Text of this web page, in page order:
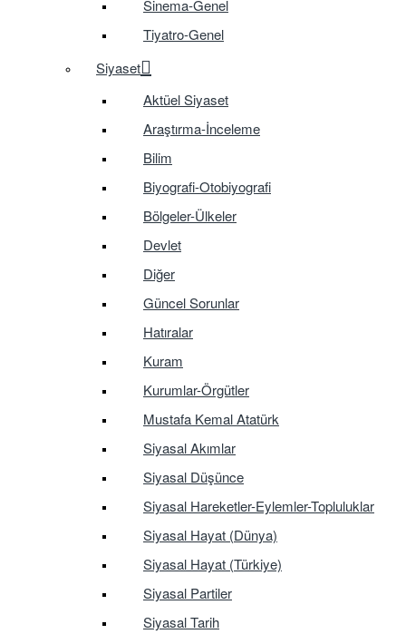
Sinema-Genel
Tiyatro-Genel
Siyaset
Aktüel Siyaset
Araştırma-İnceleme
Bilim
Biyografi-Otobiyografi
Bölgeler-Ülkeler
Devlet
Diğer
Güncel Sorunlar
Hatıralar
Kuram
Kurumlar-Örgütler
Mustafa Kemal Atatürk
Siyasal Akımlar
Siyasal Düşünce
Siyasal Hareketler-Eylemler-Topluluklar
Siyasal Hayat (Dünya)
Siyasal Hayat (Türkiye)
Siyasal Partiler
Siyasal Tarih